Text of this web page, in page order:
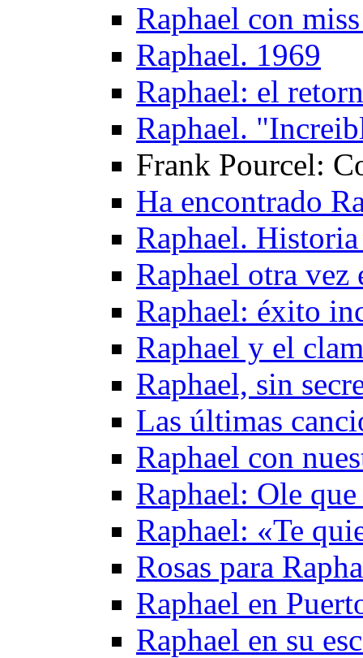
Raphael con
Raphael. 1969
Raphael: el
Raphael.
Frank Pourcel:
Ha encontrado
Raphael.
Raphael otra
Raphael: éxito
Raphael y el
Raphael, sin
Las últimas
Raphael con
Raphael: Ole
Raphael: «Te
Rosas para
Raphael en
Raphael en su